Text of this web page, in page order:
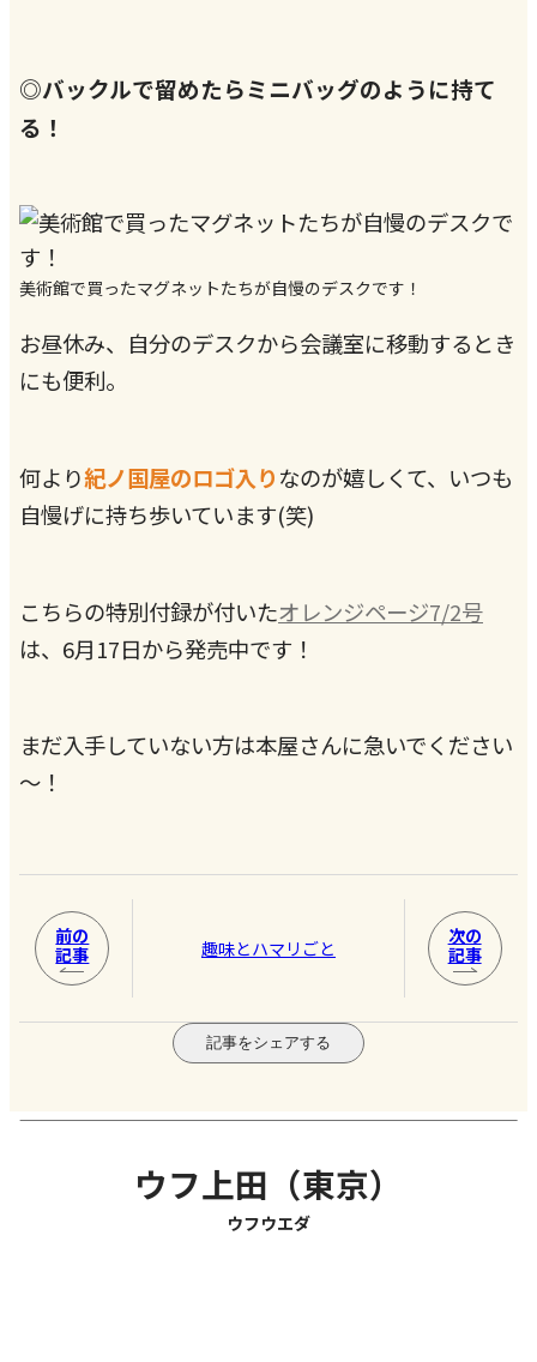
◎バックルで留めたらミニバッグのように持て
る！
美術館で買ったマグネットたちが自慢のデスクです！
お昼休み、自分のデスクから会議室に移動するとき
にも便利。
何より紀ノ国屋のロゴ入りなのが嬉しくて、いつも
自慢げに持ち歩いています(笑)
こちらの特別付録が付いたオレンジページ7/2号
は、6月17日から発売中です！
まだ入手していない方は本屋さんに急いでください
～！
前の
記事
趣味とハマリごと
次の
記事
記事をシェアする
ウフ上田（東京）
ウフウエダ